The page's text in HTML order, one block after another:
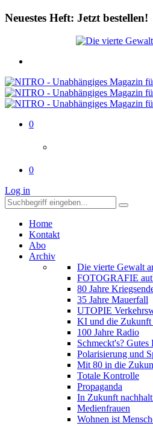
Neuestes Heft: Jetzt bestellen!
0
0
Log in
Home
Kontakt
Abo
Archiv
Die vierte Gewalt
FOTOGRAFIE
80 Jahre
35 Jahre Mauerfall
UTOPIE
KI und die Zukunft
100 Jahre Radio
Schmeckt's? Gutes
Polarisierung und
Mit 80 in die
Totale Kontrolle
Propaganda
In Zukunft
Medienfrauen
Wohnen ist